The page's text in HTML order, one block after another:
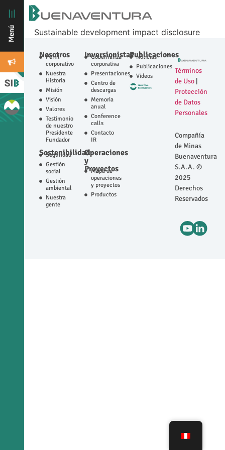
Sustainable development impact disclosure
Nosotros
Perfil
corporativo
Nuestra
Historia
Misión
Visión
Valores
Testimonio
de nuestro
Presidente
Fundador
Sostenibilidad
Seguridad
Gestión
social
Gestión
ambiental
Nuestra
gente
Inversionistas
Gobernanza
corporativa
Presentaciones
Centro de
descargas
Memoria
anual
Conference
calls
Contacto
IR
Operaciones
y
Proyectos
Mapa de
operaciones
y proyectos
Productos
Publicaciones
Noticias
Publicaciones
Videos
Términos
de Uso
Protección
de Datos
Personales
Compañía
de Minas
Buenaventura
S.A.A. ©
2025
Derechos
Reservados